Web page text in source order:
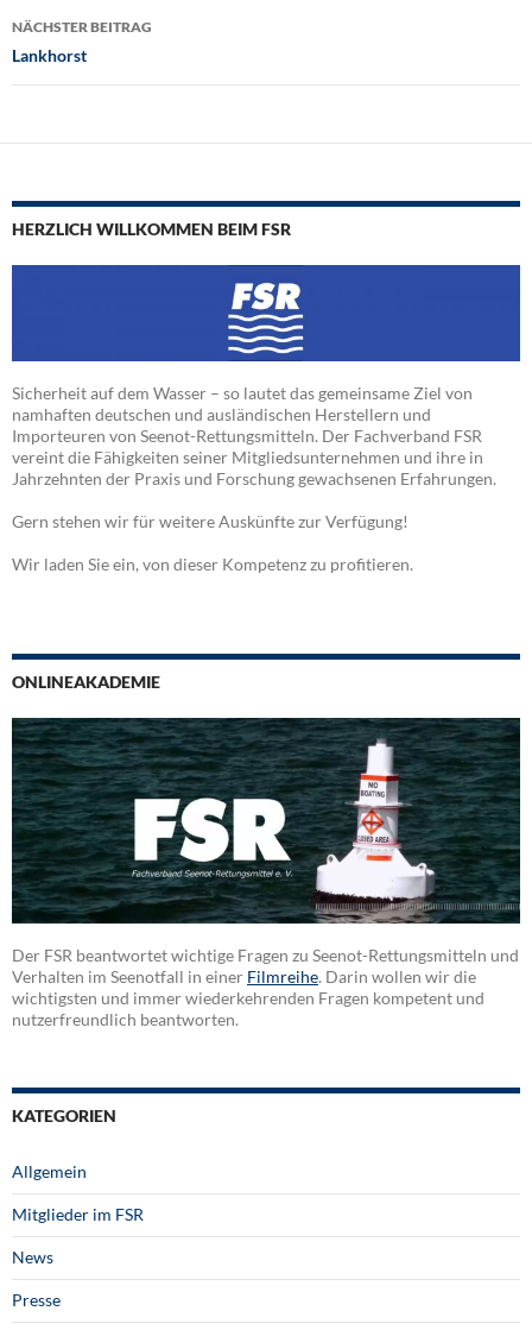
NÄCHSTER BEITRAG
Lankhorst
HERZLICH WILLKOMMEN BEIM FSR
Sicherheit auf dem Wasser – so lautet das gemeinsame Ziel von
namhaften deutschen und ausländischen Herstellern und
Importeuren von Seenot-Rettungsmitteln. Der Fachverband FSR
vereint die Fähigkeiten seiner Mitgliedsunternehmen und ihre in
Jahrzehnten der Praxis und Forschung gewachsenen Erfahrungen.
Gern stehen wir für weitere Auskünfte zur Verfügung!
Wir laden Sie ein, von dieser Kompetenz zu profitieren.
ONLINEAKADEMIE
Der FSR beantwortet wichtige Fragen zu Seenot-Rettungsmitteln und
Verhalten im Seenotfall in einer Filmreihe. Darin wollen wir die
wichtigsten und immer wiederkehrenden Fragen kompetent und
nutzerfreundlich beantworten.
KATEGORIEN
Allgemein
Mitglieder im FSR
News
Presse